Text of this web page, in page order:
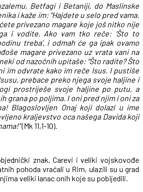
Betfagi i Betaniji, do Maslinske
i kaže im: “Hajdete u selo pred vama.
privezano magare koje još nitko nije
i vodite. Ako vam tko reče: ‘Što to
treba’, i odmah će ga ipak ovamo
magare privezano uz vrata vani na
od nazočnih upitaše: “Što radite? Što
im odvrate kako im reče Isus. I pustiše
prebace preko njega svoje haljine i
prostriješe svoje haljine po putu, a
grana po poljima. I oni pred njim i oni za
Blagoslovljen Onaj koji dolazi u ime
kraljevstvo oca našega Davida koji
(Mk 11,1-10).
znak. Carevi i veliki vojskovođe
pohoda vraćali u Rim, ulazili su u grad
veliki lanac onih koje su pobijedili.